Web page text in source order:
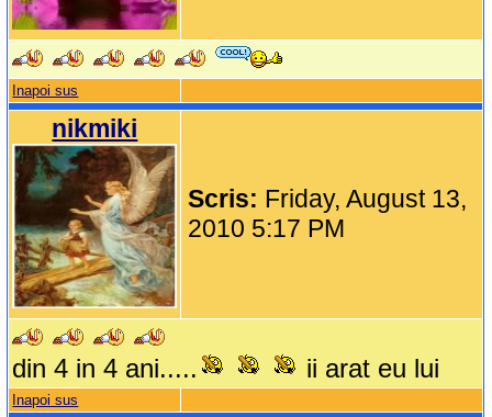
Inapoi sus
nikmiki
Scris: Friday, August 13,
2010 5:17 PM
din 4 in 4 ani..... ii arat eu lui
Inapoi sus